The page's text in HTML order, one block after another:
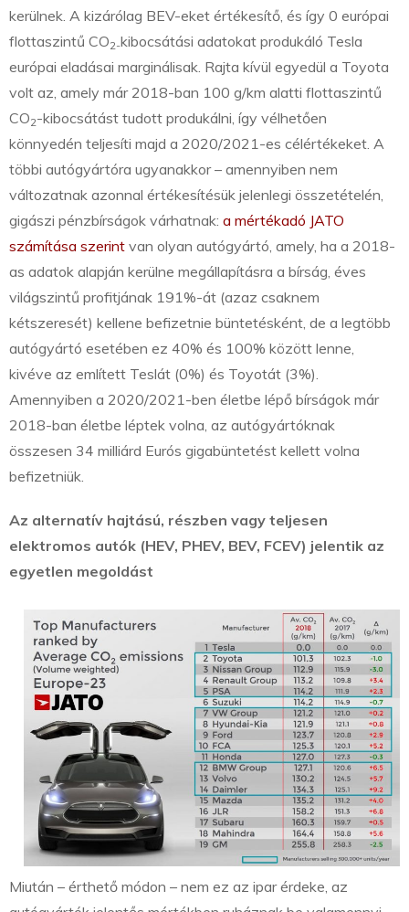
kerülnek. A kizárólag BEV-eket értékesítő, és így 0 európai
flottaszintű CO2-kibocsátási adatokat produkáló Tesla
európai eladásai marginálisak. Rajta kívül egyedül a Toyota
volt az, amely már 2018-ban 100 g/km alatti flottaszintű
CO2-kibocsátást tudott produkálni, így vélhetően
könnyedén teljesíti majd a 2020/2021-es célértékeket. A
többi autógyártóra ugyanakkor – amennyiben nem
változatnak azonnal értékesítésük jelenlegi összetételén,
gigászi pénzbírságok várhatnak: a mértékadó JATO
számítása szerint van olyan autógyártó, amely, ha a 2018-
as adatok alapján kerülne megállapításra a bírság, éves
világszintű profitjának 191%-át (azaz csaknem
kétszeresét) kellene befizetnie büntetésként, de a legtöbb
autógyártó esetében ez 40% és 100% között lenne,
kivéve az említett Teslát (0%) és Toyotát (3%).
Amennyiben a 2020/2021-ben életbe lépő bírságok már
2018-ban életbe léptek volna, az autógyártóknak
összesen 34 milliárd Eurós gigabüntetést kellett volna
befizetniük.
Az alternatív hajtású, részben vagy teljesen
elektromos autók (HEV, PHEV, BEV, FCEV) jelentik az
egyetlen megoldást
Miután – érthető módon – nem ez az ipar érdeke, az